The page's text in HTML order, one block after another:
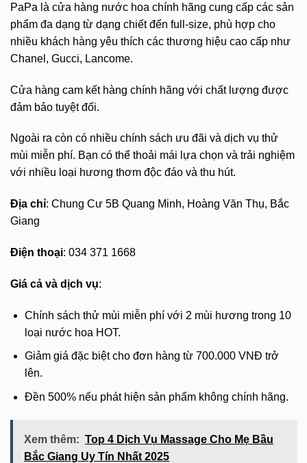
PaPa là cửa hàng nước hoa chính hãng cung cấp các sản
phẩm đa dạng từ dạng chiết đến full-size, phù hợp cho
nhiều khách hàng yêu thích các thương hiệu cao cấp như
Chanel, Gucci, Lancome.
Cửa hàng cam kết hàng chính hãng với chất lượng được
đảm bảo tuyệt đối.
Ngoài ra còn có nhiều chính sách ưu đãi và dịch vụ thử
mùi miễn phí. Bạn có thể thoải mái lựa chọn và trải nghiệm
với nhiều loại hương thơm độc đáo và thu hút.
Địa chỉ: Chung Cư 5B Quang Minh, Hoàng Văn Thụ, Bắc
Giang
Điện thoại: 034 371 1668
Giá cả và dịch vụ:
Chính sách thử mùi miễn phí với 2 mùi hương trong 10
loại nước hoa HOT.
Giảm giá đặc biệt cho đơn hàng từ 700.000 VNĐ trở
lên.
Đền 500% nếu phát hiện sản phẩm không chính hãng.
Xem thêm: Top 4 Dịch Vụ Massage Cho Mẹ Bầu
Bắc Giang Uy Tín Nhất 2025